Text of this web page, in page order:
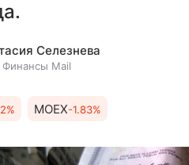
Селезнева
Финансы Mail
MOEX-1.83%